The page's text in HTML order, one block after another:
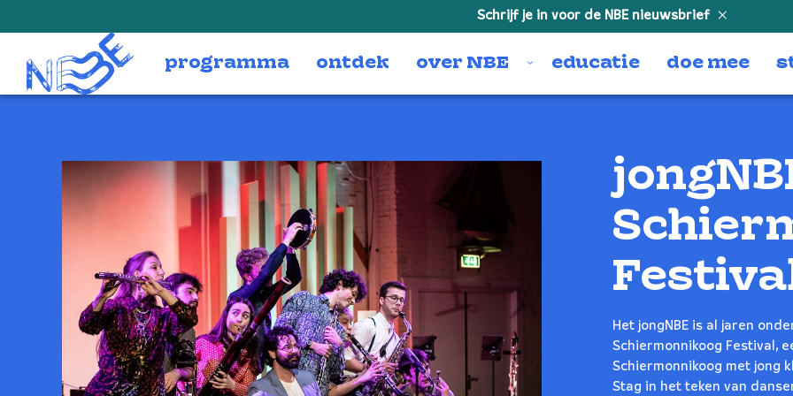
Schrijf je in voor de NBE nieuwsbrief
programma ontdek over NBE educatie doe mee
Het jongNBE is al jaren
Schiermonnikoog Festival,
Schiermonnikoog met jong
Stag in het teken van